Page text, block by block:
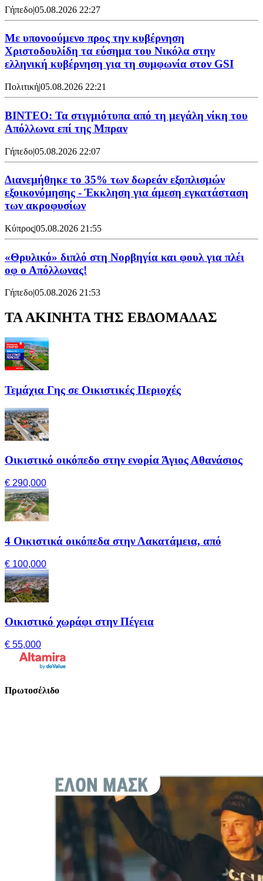
Γήπεδο|05.08.2026 22:27
Με υπονοούμενο προς την κυβέρνηση
Χριστοδουλίδη τα εύσημα του Νικόλα στην
ελληνική κυβέρνηση για τη συμφωνία στον GSI
Πολιτική|05.08.2026 22:21
ΒΙΝΤΕΟ: Τα στιγμιότυπα από τη μεγάλη νίκη του
Απόλλωνα επί της Μπραν
Γήπεδο|05.08.2026 22:07
Διανεμήθηκε το 35% των δωρεάν εξοπλισμών
εξοικονόμησης - Έκκληση για άμεση εγκατάσταση
των ακροφυσίων
Κύπρος|05.08.2026 21:55
«Θρυλικό» διπλό στη Νορβηγία και φουλ για πλέι
οφ ο Απόλλωνας!
Γήπεδο05.08.2026 21:53
ΤΑ ΑΚΙΝΗΤΑ ΤΗΣ ΕΒΔΟΜΑΔΑΣ
Τεμάχια Γης σε Οικιστικές Περιοχές
Οικιστικό οικόπεδο στην ενορία Άγιος Αθανάσιος
€ 290,000
4 Οικιστικά οικόπεδα στην Λακατάμεια, από
€ 100,000
Οικιστικό χωράφι στην Πέγεια
€ 55,000
Πρωτοσέλιδο